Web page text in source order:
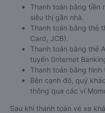
Thanh toán bằng tiền
siêu thị gần nhà.
Thanh toán bằng thẻ
Card, JCB).
Thanh toán bằng thẻ
tuyến (Internet
Thanh toán bằng
Bên cạnh đó, quý
thông qua các ví
Sau khi thanh toán vé xe